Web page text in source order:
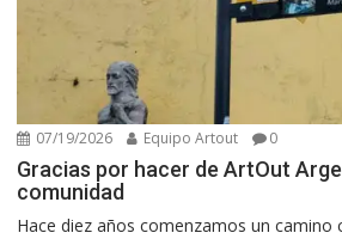
07/19/2026 Equipo Artout 0
Gracias por hacer de ArtOut
comunidad
Hace diez años comenzamos un camino